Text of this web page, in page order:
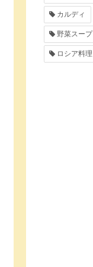
カルディ
野菜スープ
ロシア料理